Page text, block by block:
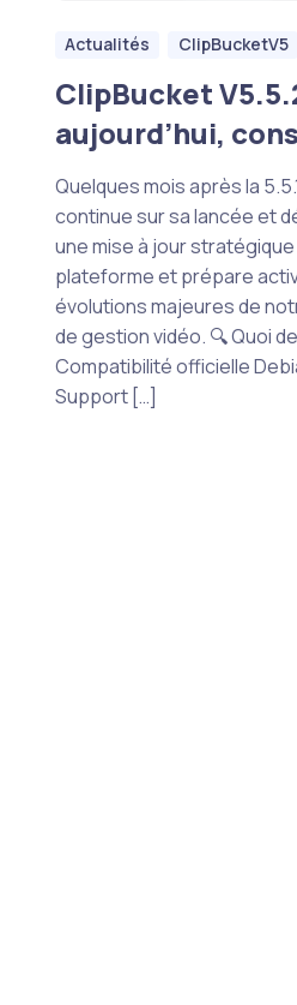
Actualités ClipBucketV5
ClipBucket
aujourd’hui,
Quelques mois après la
continue sur sa lancée et
une mise à jour
plateforme et prépare
évolutions majeures de
de gestion vidéo. 🔍 Quoi
Compatibilité officielle
Support […]